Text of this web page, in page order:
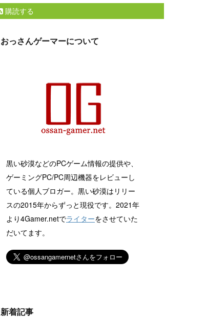
購読する
おっさんゲーマーについて
黒い砂漠などのPCゲーム情報の提供や、
ゲーミングPC/PC周辺機器をレビューし
ている個人ブロガー。黒い砂漠はリリー
スの2015年からずっと現役です。2021年
より4Gamer.netでライターをさせていた
だいてます。
新着記事